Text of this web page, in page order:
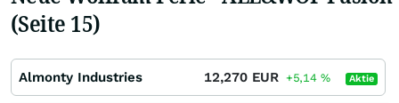
(Seite 15)
Almonty Industries 12,270 EUR +5,14 % Aktie